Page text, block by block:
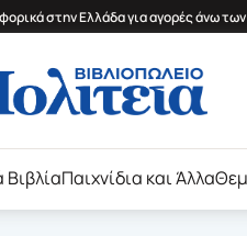
στην Ελλάδα για αγορές άνω
ΒιβλίαΠαιχνίδια και Άλλα